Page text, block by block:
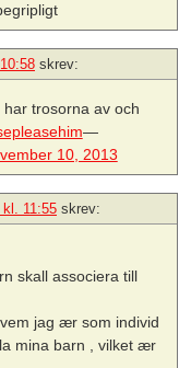
skrev:
trosorna av och
—
10, 2013
kl. 11:55 skrev:
skall associera till
jag ær som individ
mina barn , vilket ær